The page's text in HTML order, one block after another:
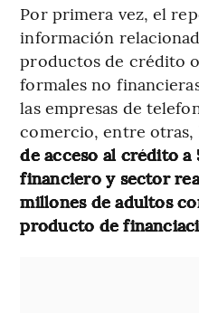
Por primera vez, el
información
productos de crédito
formales no
las empresas de
comercio, entre otras,
de acceso al crédito a
financiero y sector
millones de adultos
producto de